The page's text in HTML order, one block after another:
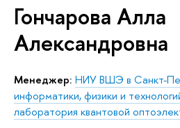
Гончарова Алла
Александровна
Менеджер: НИУ ВШЭ в Санкт-
информатики, физики и
лаборатория квантовой